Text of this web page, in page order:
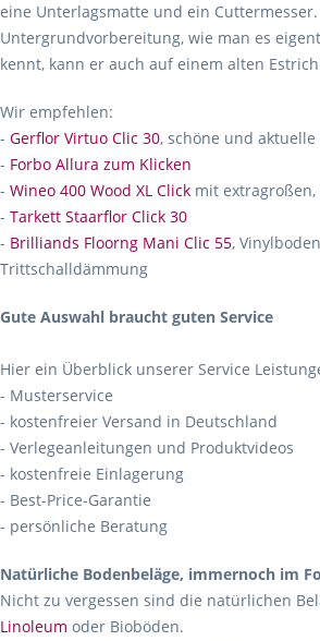
eine Unterlagsmatte und ein
Untergrundvorbereitung, wie man es
kennt, kann er auch auf einem alten
Wir empfehlen:
- Gerflor Virtuo Clic 30, schöne und aktuelle
- Forbo Allura zum Klicken
- Wineo 400 Wood XL Click mit
- Tarkett Staarflor Click 30
- Brilliands Floorng Mani Clic 55,
Trittschalldämmung
Gute Auswahl braucht guten Service
Hier ein Überblick unserer Service
- Musterservice
- kostenfreier Versand in Deutschland
- Verlegeanleitungen und Produktvideos
- kostenfreie Einlagerung
- Best-Price-Garantie
- persönliche Beratung
Natürliche Bodenbeläge, immernoch im
Nicht zu vergessen sind die natürlichen
Linoleum oder Bioböden.